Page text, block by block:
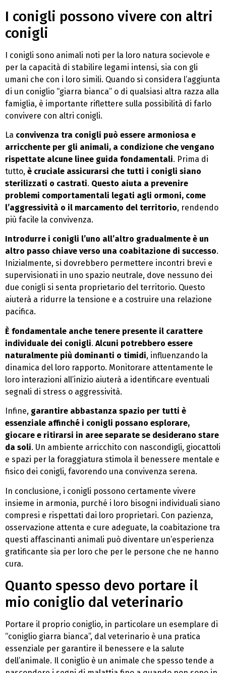
I conigli possono vivere con altri
conigli
I conigli sono animali noti per la loro natura socievole e
per la capacità di stabilire legami intensi, sia con gli
umani che con i loro simili. Quando si considera l’aggiunta
di un coniglio “giarra bianca” o di qualsiasi altra razza alla
famiglia, è importante riflettere sulla possibilità di farlo
convivere con altri conigli.
La convivenza tra conigli può essere armoniosa e
arricchente per gli animali, a condizione che vengano
rispettate alcune linee guida fondamentali. Prima di
tutto, è cruciale assicurarsi che tutti i conigli siano
sterilizzati o castrati. Questo aiuta a prevenire
problemi comportamentali legati agli ormoni, come
l’aggressività o il marcamento del territorio, rendendo
più facile la convivenza.
Introdurre i conigli l’uno all’altro gradualmente è un
altro passo chiave verso una coabitazione di successo.
Inizialmente, si dovrebbero permettere incontri brevi e
supervisionati in uno spazio neutrale, dove nessuno dei
due conigli si senta proprietario del territorio. Questo
aiuterà a ridurre la tensione e a costruire una relazione
pacifica.
È fondamentale anche tenere presente il carattere
individuale dei conigli. Alcuni potrebbero essere
naturalmente più dominanti o timidi, influenzando la
dinamica del loro rapporto. Monitorare attentamente le
loro interazioni all’inizio aiuterà a identificare eventuali
segnali di stress o aggressività.
Infine, garantire abbastanza spazio per tutti è
essenziale affinché i conigli possano esplorare,
giocare e ritirarsi in aree separate se desiderano stare
da soli. Un ambiente arricchito con nascondigli, giocattoli
e spazi per la foraggiatura stimola il benessere mentale e
fisico dei conigli, favorendo una convivenza serena.
In conclusione, i conigli possono certamente vivere
insieme in armonia, purché i loro bisogni individuali siano
compresi e rispettati dai loro proprietari. Con pazienza,
osservazione attenta e cure adeguate, la coabitazione tra
questi affascinanti animali può diventare un’esperienza
gratificante sia per loro che per le persone che ne hanno
cura.
Quanto spesso devo portare il
mio coniglio dal veterinario
Portare il proprio coniglio, in particolare un esemplare di
“coniglio giarra bianca”, dal veterinario è una pratica
essenziale per garantire il benessere e la salute
dell’animale. Il coniglio è un animale che spesso tende a